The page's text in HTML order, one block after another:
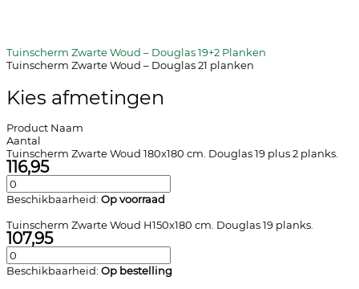
Tuinscherm Zwarte Woud – Douglas 19+2 Planken
Tuinscherm Zwarte Woud – Douglas 21 planken
Kies afmetingen
Product Naam
Aantal
Tuinscherm Zwarte Woud 180x180 cm. Douglas 19 plus 2 planks.
116,95
Beschikbaarheid: Op voorraad
Tuinscherm Zwarte Woud H150x180 cm. Douglas 19 planks.
107,95
Beschikbaarheid: Op bestelling